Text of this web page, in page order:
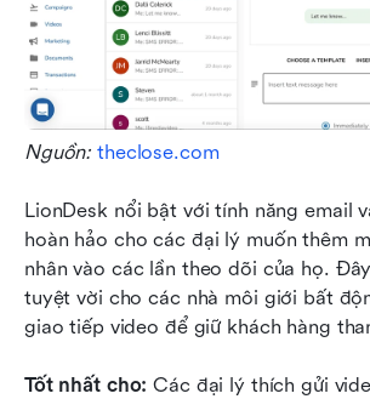
Nguồn: theclose.com
LionDesk nổi bật với tính năng email
hoàn hảo cho các đại lý muốn thêm
nhân vào các lần theo dõi của họ.
tuyệt vời cho các nhà môi giới bất
giao tiếp video để giữ khách hàng
Tốt nhất cho: Các đại lý thích gửi